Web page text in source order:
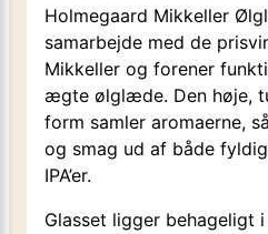
Holmegaard Mikkeller
samarbejde med de
Mikkeller og forener
ægte ølglæde. Den høje,
form samler aromaerne,
og smag ud af både
IPA’er.
Glasset ligger behageligt